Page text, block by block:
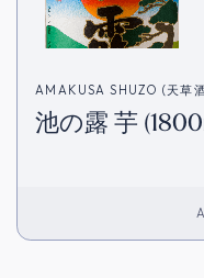
AMAKUSA SHUZO (天草
池の露 芋